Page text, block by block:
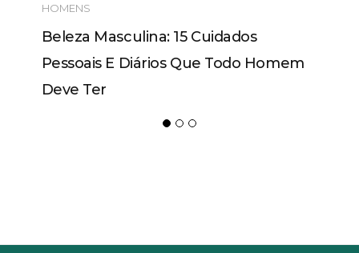
HOMENS
Beleza Masculina: 15 Cuidados
Pessoais E Diários Que Todo Homem
Deve Ter